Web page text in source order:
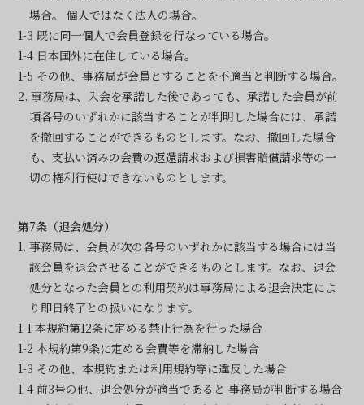
場合。 個人ではなく法人の場合。
1-3 既に同一個人で会員登録を行なっている場合。
1-4 日本国外に在住している場合。
1-5 その他、事務局が会員とすることを不適当と判断する場合。
2. 事務局は、入会を承諾した後であっても、承諾した会員が前
項各号のいずれかに該当することが判明した場合には、承諾
を撤回することができるものとします。なお、撤回した場合
も、支払い済みの会費の返還請求および損害賠償請求等の一
切の権利行使はできないものとします。
第7条（退会処分）
1. 事務局は、会員が次の各号のいずれかに該当する場合には当
該会員を退会させることができるものとします。なお、退会
処分となった会員との利用契約は事務局による退会決定によ
り即日終了との扱いになります。
1-1 本規約第12条に定める禁止行為を行った場合
1-2 本規約第9条に定める会費等を滞納した場合
1-3 その他、本規約または利用規約等に違反した場合
1-4 前3号の他、退会処分が適当であると 事務局が判断する場合